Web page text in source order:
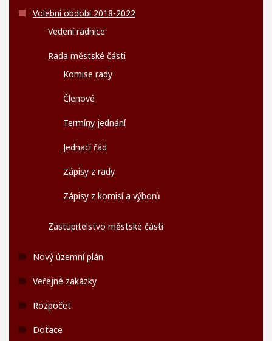
Volební období 2018-2022
Vedení radnice
Rada městské části
Komise rady
Členové
Termíny jednání
Jednací řád
Zápisy z rady
Zápisy z komisí a výborů
Zastupitelstvo městské části
Nový územní plán
Veřejné zakázky
Rozpočet
Dotace